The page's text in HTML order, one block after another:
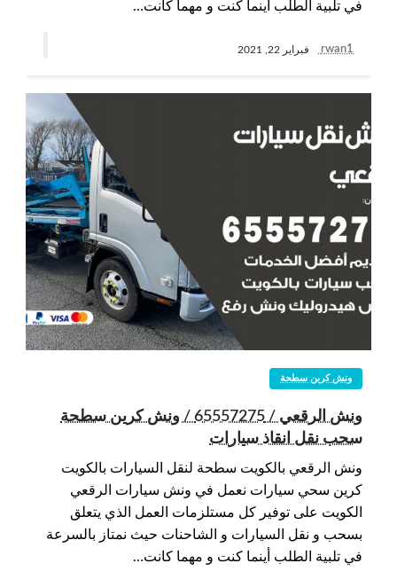
في تلبية الطلب أينما كنت و مهما كانت…
rwan1 فبراير 22, 2021
ونش كرين سطحة
ونش الرقعي / 65557275 / ونش كرين سطحة
سحب نقل انقاذ سيارات
ونش الرقعي بالكويت سطحة لنقل السيارات بالكويت
كرين سحي سيارات نعمل في ونش سيارات الرقعي
الكويت على توفير كل مستلزمات العمل الذي يتعلق
بسحب و نقل السيارات و الشاحنات حيث نمتاز بالسرعة
في تلبية الطلب أينما كنت و مهما كانت…